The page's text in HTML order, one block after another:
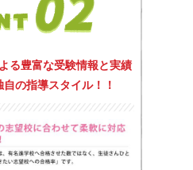
る豊富な受験情報と実績
の指導スタイル！！